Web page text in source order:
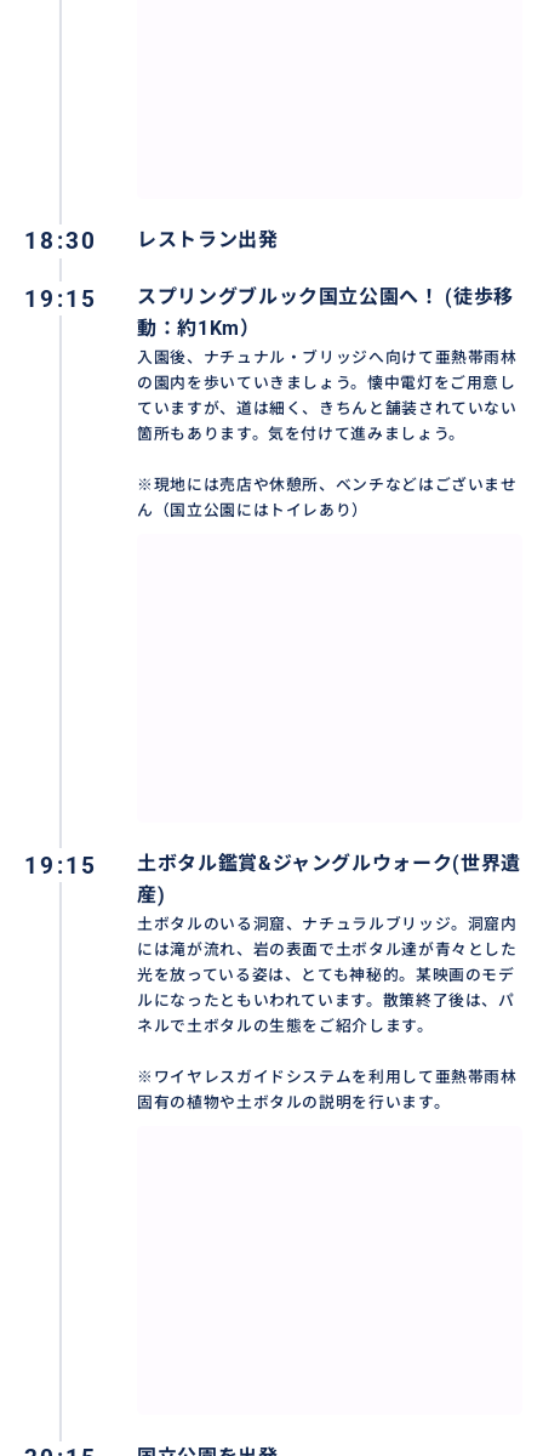
18:30 レストラン出発
19:15
スプリングブルック国立公園へ！ (徒歩移
動：約1Km）
入園後、ナチュナル・ブリッジへ向けて亜熱帯雨林
の園内を歩いていきましょう。懐中電灯をご用意し
ていますが、道は細く、きちんと舗装されていない
箇所もあります。気を付けて進みましょう。
※現地には売店や休憩所、ベンチなどはございませ
ん（国立公園にはトイレあり）
19:15
土ボタル鑑賞&ジャングルウォーク(世界遺
産)
土ボタルのいる洞窟、ナチュラルブリッジ。洞窟内
には滝が流れ、岩の表面で土ボタル達が青々とした
光を放っている姿は、とても神秘的。某映画のモデ
ルになったともいわれています。散策終了後は、パ
ネルで土ボタルの生態をご紹介します。
※ワイヤレスガイドシステムを利用して亜熱帯雨林
固有の植物や土ボタルの説明を行います。